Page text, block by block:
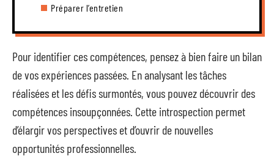
Préparer l’entretien
Pour identifier ces compétences, pensez à bien faire un bilan
de vos expériences passées. En analysant les tâches
réalisées et les défis surmontés, vous pouvez découvrir des
compétences insoupçonnées. Cette introspection permet
d’élargir vos perspectives et d’ouvrir de nouvelles
opportunités professionnelles.